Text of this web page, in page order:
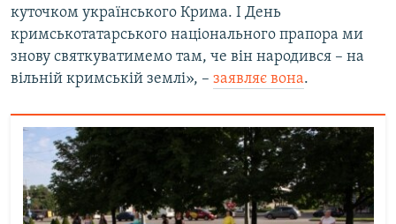
куточком українського Крима. І День
кримськотатарського національного прапора ми
знову святкуватимемо там, че він народився – на
вільній кримській землі», – заявляє вона.